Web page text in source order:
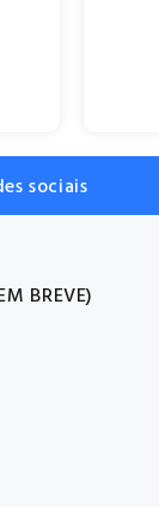
sociais
BREVE)